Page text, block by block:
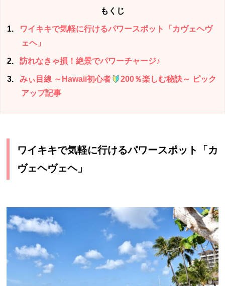
もくじ
1
ワイキキで気軽に行けるパワースポット「カヴェヘヴ
ェヘ」
2 訪れなきゃ損！絶景でパワーチャージ♪
3 みぃ目線 ～Hawaii初心者
200％楽しむ秘訣～ ピック
アップ記事
ワイキキで気軽に行けるパワースポット「カ
ヴェヘヴェヘ」